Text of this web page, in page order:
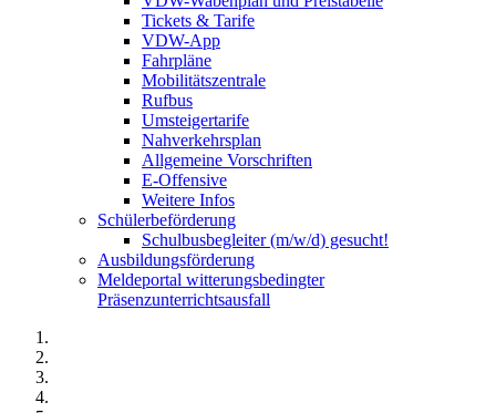
Tickets & Tarife
VDW-App
Fahrpläne
Mobilitätszentrale
Rufbus
Umsteigertarife
Nahverkehrsplan
Allgemeine Vorschriften
E-Offensive
Weitere Infos
Schülerbeförderung
Schulbusbegleiter (m/w/d) gesucht!
Ausbildungsförderung
Meldeportal witterungsbedingter
Präsenzunterrichtsausfall